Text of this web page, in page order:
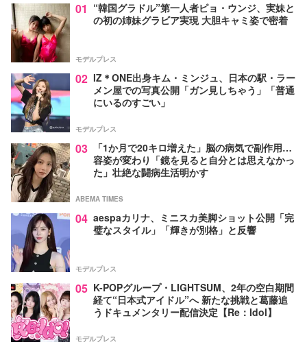
01 “韓国グラドル”第一人者ピョ・ウンジ、実妹と
の初の姉妹グラビア実現 大胆キャミ姿で密着
モデルプレス
02 IZ＊ONE出身キム・ミンジュ、日本の駅・ラー
メン屋での写真公開「ガン見しちゃう」「普通
にいるのすごい」
モデルプレス
03
「1か月で20キロ増えた」脳の病気で副作用…
容姿が変わり「鏡を見ると自分とは思えなかっ
た」壮絶な闘病生活明かす
ABEMA TIMES
04 aespaカリナ、ミニスカ美脚ショット公開「完
璧なスタイル」「輝きが別格」と反響
モデルプレス
05 K-POPグループ・LIGHTSUM、2年の空白期間
経て“日本式アイドル”へ 新たな挑戦と葛藤追
うドキュメンタリー配信決定【Re：Idol】
モデルプレス